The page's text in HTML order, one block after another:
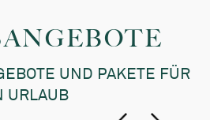
UND PAKETE FÜR
URLAUB